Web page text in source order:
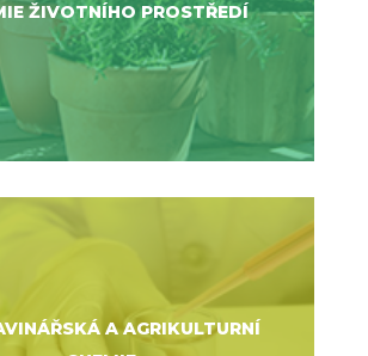
ŽIVOTNÍHO PROSTŘEDÍ
A AGRIKULTURNÍ